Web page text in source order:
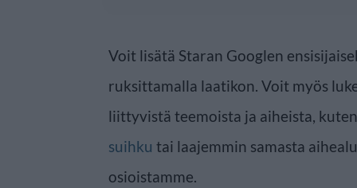
Voit lisätä Staran Googlen
ruksittamalla laatikon. Voit myös
liittyvistä teemoista ja aiheista,
suihku tai laajemmin samasta
osioistamme.